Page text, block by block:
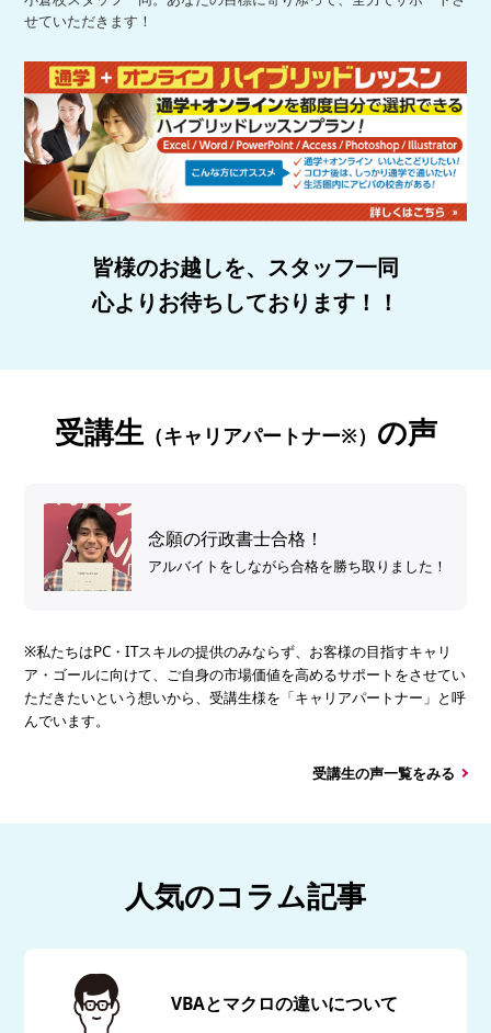
せていただきます！
皆様のお越しを、スタッフ一同
心よりお待ちしております！！
受講生（キャリアパートナー※） の声
念願の行政書士合格！
アルバイトをしながら合格を勝ち取りました！
※私たちはPC・ITスキルの提供のみならず、お客様の目指すキャリ
ア・ゴールに向けて、ご自身の市場価値を高めるサポートをさせてい
ただきたいという想いから、受講生様を「キャリアパートナー」と呼
んでいます。
受講生の声一覧をみる
人気のコラム記事
VBAとマクロの違いについて